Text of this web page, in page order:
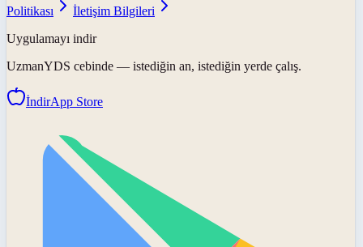
Politikası
İletişim Bilgileri
Uygulamayı indir
UzmanYDS cebinde — istediğin an, istediğin yerde çalış.
İndirApp Store